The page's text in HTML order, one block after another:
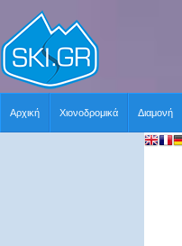
Αρχική Χιονοδρομικά Διαμονή